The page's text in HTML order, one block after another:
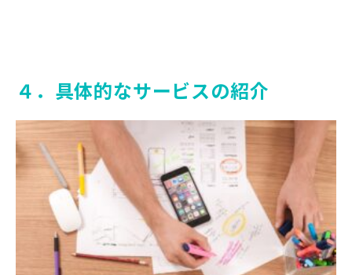
４．具体的なサービスの紹介